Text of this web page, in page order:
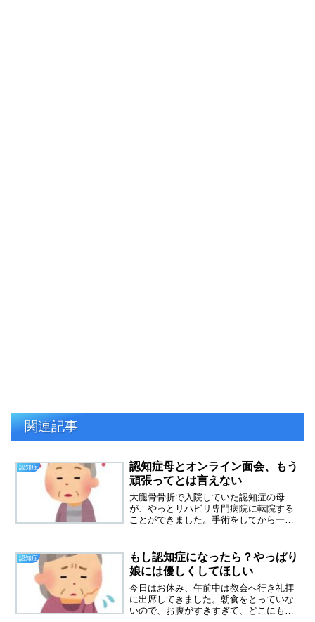
関連記事
認知症
認知症母とオンライン面会、もう
頑張ってとは言えない
大腿骨骨折で入院していた認知症の母
が、やっとリハビリ専門病院に転院する
ことができました。手術をしてから一か
ので、まずは転院できてホッとしていま
す。病院ならどこでも大丈夫...
認知症
もし認知症になったら？やっぱり
娘には優しくしてほしい
今日はお休み、午前中は教会へ行き礼拝
に出席してきました。朝食をとっていな
いので、お腹がすきすぎて、どこにもよ